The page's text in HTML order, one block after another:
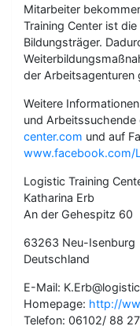
Mitarbeiter
Training Center ist
Bildungsträger.
der Arbeitsagenturen
Weitere
und Arbeitssuchende
center.com und auf
www.facebook.com/
Logistic Training
Katharina Erb
An der Gehespitz 60
63263 Neu-Isenburg
Deutschland
E-Mail:
Homepage: http://
Telefon: 06102/ 88